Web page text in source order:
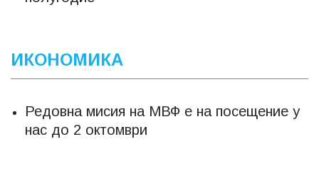
ИКОНОМИКА
Редовна мисия на МВФ е на посещение у
нас до 2 октомври